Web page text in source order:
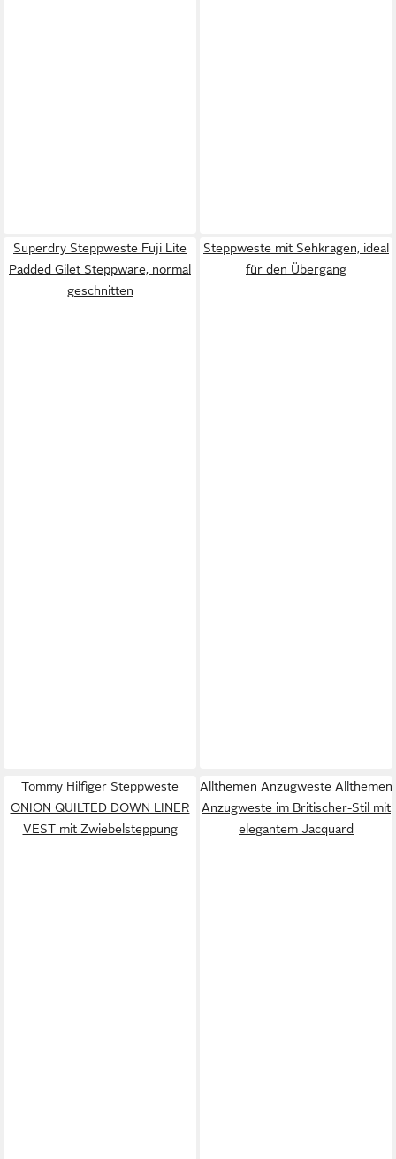
Superdry Steppweste Fuji Lite
Padded Gilet Steppware, normal
geschnitten
Steppweste mit Sehkragen, ideal
für den Übergang
Tommy Hilfiger Steppweste
ONION QUILTED DOWN LINER
VEST mit Zwiebelsteppung
Allthemen Anzugweste Allthemen
Anzugweste im Britischer-Stil mit
elegantem Jacquard